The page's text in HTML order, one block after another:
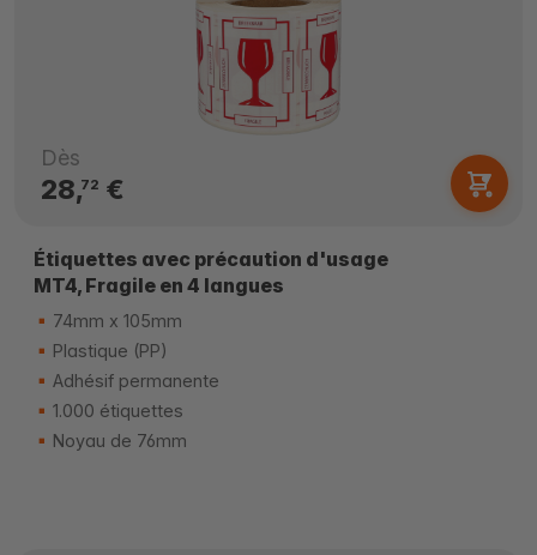
Dès
28,72 €
Étiquettes avec précaution d'usage
MT4, Fragile en 4 langues
74mm x 105mm
Plastique (PP)
Adhésif permanente
1.000 étiquettes
Noyau de 76mm